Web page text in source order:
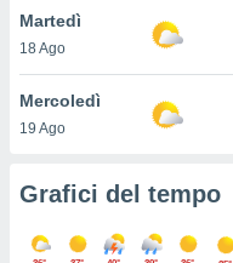
o
Martedì
18 Ago
Mercoledì
19 Ago
Grafici del tempo